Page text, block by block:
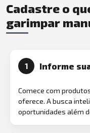
Cadastre o
garimpar
1 Informe
Comece com
oferece. A busca
oportunidades além